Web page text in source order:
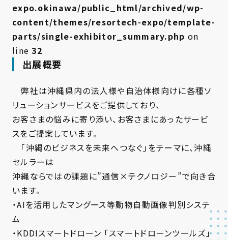
expo.okinawa/public_html/archived/wp-
content/themes/resortech-expo/template-
parts/single-exhibitor_summary.php on
line32
出展概要
弊社は沖縄県内の法人様や自治体様向けに各種ソ
リューションサービスをご提供しており、
お客さまの悩みに寄り添い、お客さまにあったサービ
スをご提案しています。
「沖縄のビジネスを未来へつなぐ」をテーマに、沖縄
セルラーは
沖縄ならではの課題に”通信×テクノロジー”で向き合
います。
・AIを活用したマングース等動物自動画像判別システ
ム
・KDDIスマートドローン 「スマートドローンツールズ」